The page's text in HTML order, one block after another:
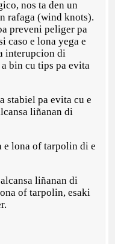
nos ta den un
rafaga (wind knots).
preveni peliger pa
caso e lona yega e
interupcion di
bin cu tips pa evita
pa evita cu e
liñanan di
lona of tarpolin di e
liñanan di
of tarpolin, esaki